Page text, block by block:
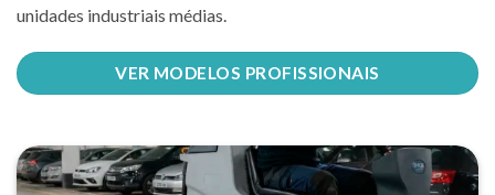
unidades industriais médias.
VER MODELOS PROFISSIONAIS